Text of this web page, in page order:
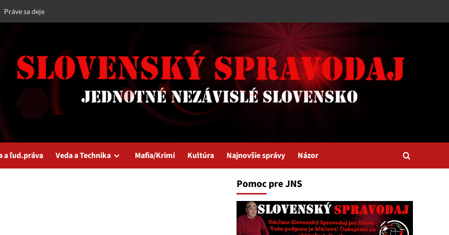
Práve sa deje
a ľud.práva Veda a Technika Mafia/Krimi Kultúra Najnovšie správy Názor
Pomoc pre JNS